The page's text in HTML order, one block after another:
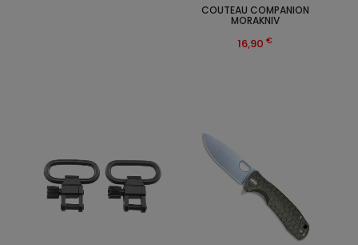
COUTEAU COMPANION
MORAKNIV
16,90 €